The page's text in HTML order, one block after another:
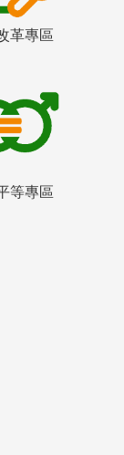
革專區
等專區